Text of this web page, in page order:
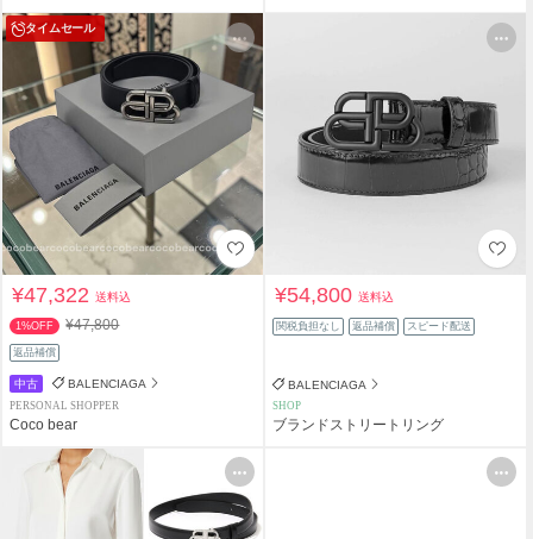
タイムセール
¥47,322送料込
1%OFF ¥47,800
返品補償
中古 BALENCIAGA
PERSONAL SHOPPER
Coco bear
¥54,800送料込
関税負担なし 返品補償 スピード配送
BALENCIAGA
SHOP
ブランドストリートリング